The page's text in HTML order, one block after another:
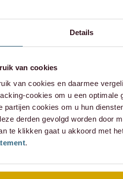
Details
van cookies
van cookies en daarmee
cookies om u een optimale
partijen cookies om u hun
derden gevolgd worden door
te klikken gaat u akkoord met
.